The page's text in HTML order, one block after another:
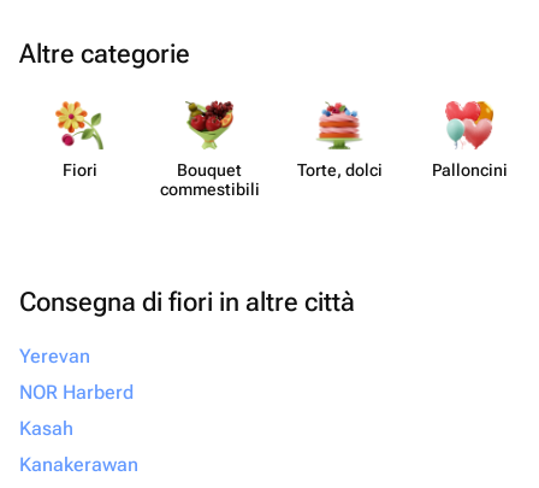
Altre categorie
Fiori
Bouquet
commes​tibili
Torte, dolci Pall​oncini
Consegna di fiori in altre città
Yerevan
NOR Harberd
Kasah
Kanakerawan